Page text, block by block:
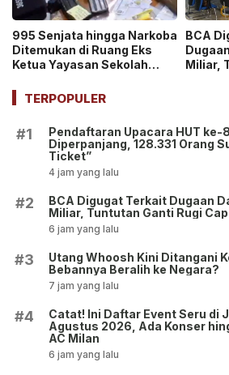
995 Senjata hingga Narkoba
Ditemukan di Ruang Eks
Ketua Yayasan Sekolah
Ekskul Menembak!
BCA
Miliar,
TERPOPULER
#1
Pendaftaran Upacara HUT ke-
Diperpanjang, 128.331 Orang
Ticket”
4 jam yang lalu
#2
BCA Digugat Terkait Dugaan
Miliar, Tuntutan Ganti Rugi
6 jam yang lalu
#3
Utang Whoosh Kini Ditangani
Bebannya Beralih ke Negara?
7 jam yang lalu
#4
Catat! Ini Daftar Event Seru di
Agustus 2026, Ada Konser
AC Milan
6 jam yang lalu